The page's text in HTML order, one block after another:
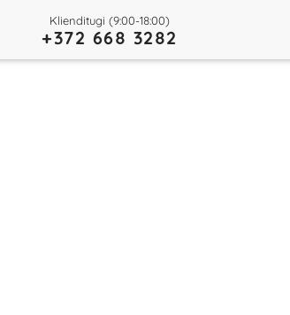
Klienditugi (9:00-18:00)
+372 668 3282